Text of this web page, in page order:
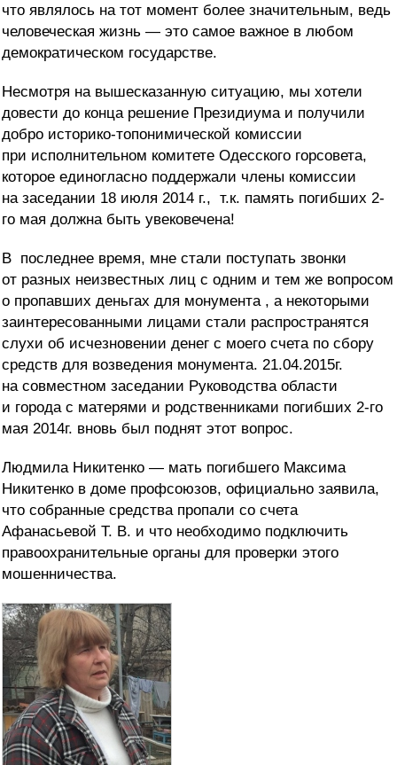
что являлось на тот момент более значительным, ведь
человеческая жизнь — это самое важное в любом
демократическом государстве.
Несмотря на вышесказанную ситуацию, мы хотели
довести до конца решение Президиума и получили
добро историко-топонимической комиссии
при исполнительном комитете Одесского горсовета,
которое единогласно поддержали члены комиссии
на заседании 18 июля 2014 г., т.к. память погибших 2-
го мая должна быть увековечена!
В последнее время, мне стали поступать звонки
от разных неизвестных лиц с одним и тем же вопросом
о пропавших деньгах для монумента , а некоторыми
заинтересованными лицами стали распространятся
слухи об исчезновении денег с моего счета по сбору
средств для возведения монумента. 21.04.2015г.
на совместном заседании Руководства области
и города с матерями и родственниками погибших 2-го
мая 2014г. вновь был поднят этот вопрос.
Людмила Никитенко — мать погибшего Максима
Никитенко в доме профсоюзов, официально заявила,
что собранные средства пропали со счета
Афанасьевой Т. В. и что необходимо подключить
правоохранительные органы для проверки этого
мошенничества.